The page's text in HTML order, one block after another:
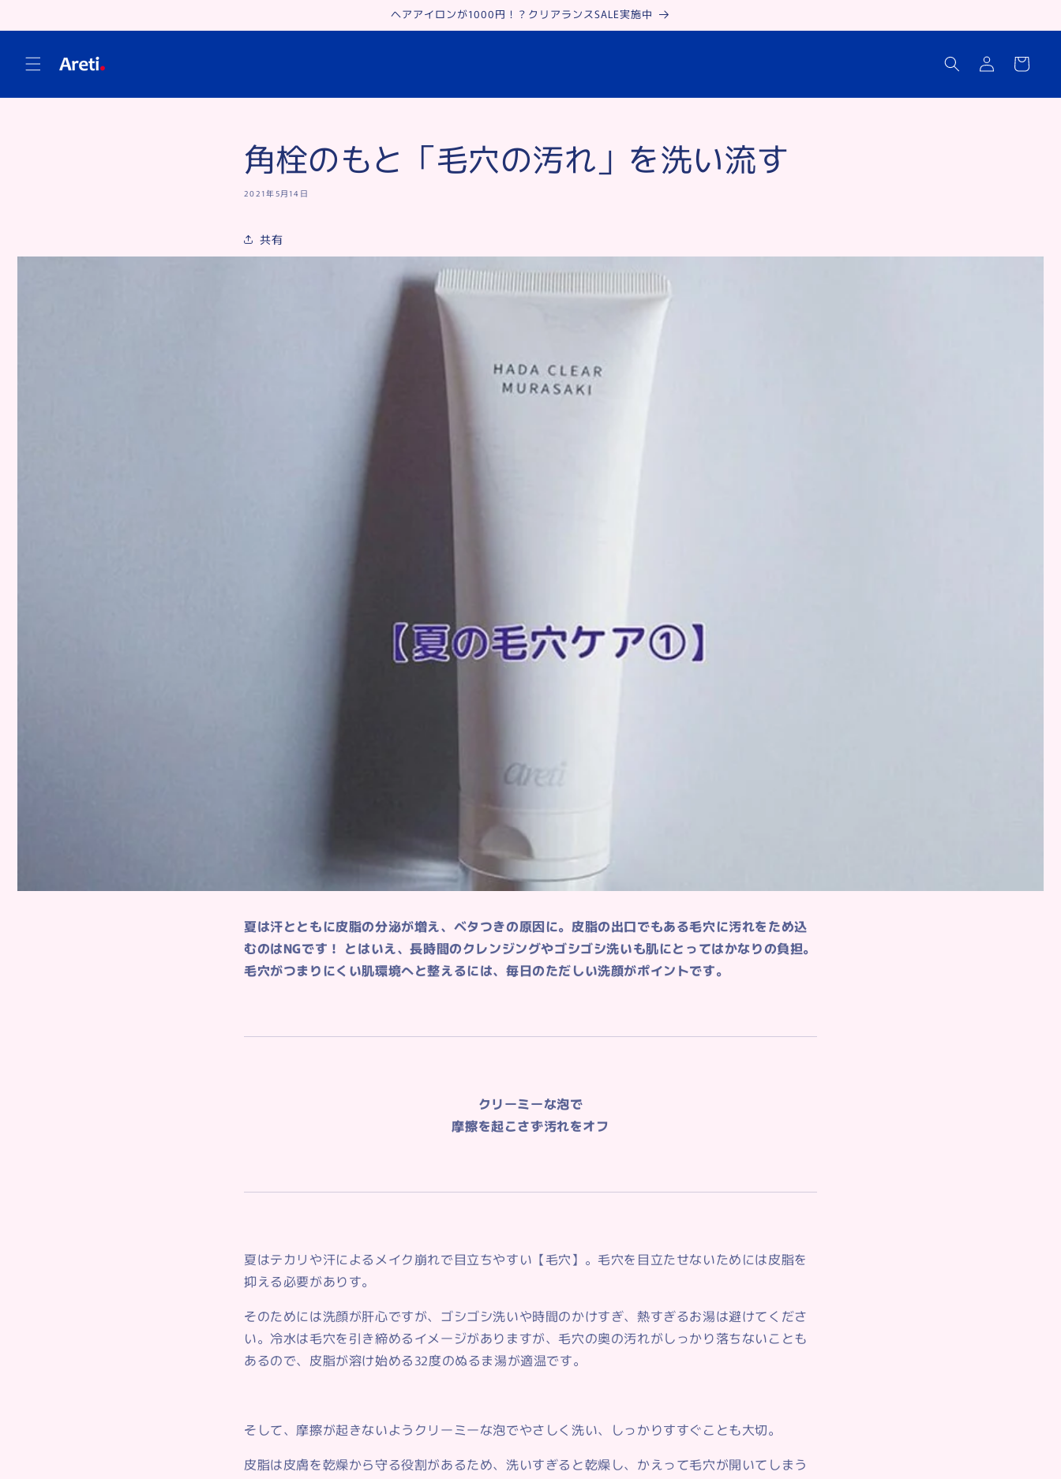
進む
ヘアアイロンが1000円！？クリアランスSALE実施中
ロ
グ
イ
ー
角栓のもと「毛穴の汚れ」を洗い流す
2021年5月14日
共有
夏は汗とともに皮脂の分泌が増え、ベタつきの原因に。皮脂の出口でもある毛穴に汚れをため込
むのはNGです！ とはいえ、長時間のクレンジングやゴシゴシ洗いも肌にとってはかなりの負担。
毛穴がつまりにくい肌環境へと整えるには、毎日のただしい洗顔がポイントです。
クリーミーな泡で
摩擦を起こさず汚れをオフ
夏はテカリや汗によるメイク崩れで目立ちやすい【毛穴】。毛穴を目立たせないためには皮脂を
抑える必要がありす。
そのためには洗顔が肝心ですが、ゴシゴシ洗いや時間のかけすぎ、熱すぎるお湯は避けてくださ
い。冷水は毛穴を引き締めるイメージがありますが、毛穴の奥の汚れがしっかり落ちないことも
あるので、皮脂が溶け始める32度のぬるま湯が適温です。
そして、摩擦が起きないようクリーミーな泡でやさしく洗い、しっかりすすぐことも大切。
皮脂は皮膚を乾燥から守る役割があるため、洗いすぎると乾燥し、かえって毛穴が開いてしまう